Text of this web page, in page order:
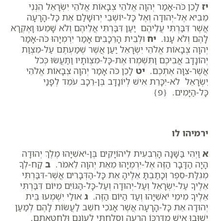
יז לָכֵן כֹּה-אָמַר יְהוָה אֱלֹהֵי צְבָאוֹת אֱלֹהֵי יִשְׂרָאֵל הִנְנִי
מֵבִיא אֶל-יְהוּדָה וְאֶל כָּל-יוֹשְׁבֵי יְרוּשָׁלִַם אֵת כָּל-הָרָעָה
אֲשֶׁר דִּבַּרְתִּי עֲלֵיהֶם יַעַן דִּבַּרְתִּי אֲלֵיהֶם וְלֹא שָׁמֵעוּ וָאֶקְרָא
לָהֶם וְלֹא עָנוּ. יח וּלְבֵית הָרֵכָבִים אָמַר יִרְמְיָהוּ כֹּה-אָמַר
יְהוָה צְבָאוֹת אֱלֹהֵי יִשְׂרָאֵל יַעַן אֲשֶׁר שְׁמַעְתֶּם עַל-מִצְוַת
יְהוֹנָדָב אֲבִיכֶם וַתִּשְׁמְרוּ אֶת-כָּל-מִצְו‍ֹתָיו וַתַּעֲשׂוּ כְּכֹל
אֲשֶׁר-צִוָּה אֶתְכֶם. יט לָכֵן כֹּה אָמַר יְהוָה צְבָאוֹת אֱלֹהֵי
יִשְׂרָאֵל לֹא-יִכָּרֵת אִישׁ לְיוֹנָדָב בֶּן-רֵכָב עֹמֵד לְפָנַי
כָּל-הַיָּמִים. {פ}
ירמיהו לו
א וַיְהִי בַּשָּׁנָה הָרְבִעִית לִיהוֹיָקִים בֶּן-יֹאשִׁיָּהוּ מֶלֶךְ יְהוּדָה
הָיָה הַדָּבָר הַזֶּה אֶל-יִרְמְיָהוּ מֵאֵת יְהוָה לֵאמֹר. ב קַח-לְךָ
מְגִלַּת-סֵפֶר וְכָתַבְתָּ אֵלֶיהָ אֵת כָּל-הַדְּבָרִים אֲשֶׁר-דִּבַּרְתִּי
אֵלֶיךָ עַל-יִשְׂרָאֵל וְעַל-יְהוּדָה וְעַל-כָּל-הַגּוֹיִם מִיּוֹם דִּבַּרְתִּי
אֵלֶיךָ מִימֵי יֹאשִׁיָּהוּ וְעַד הַיּוֹם הַזֶּה. ג אוּלַי יִשְׁמְעוּ בֵּית
יְהוּדָה אֵת כָּל-הָרָעָה אֲשֶׁר אָנֹכִי חֹשֵׁב לַעֲשׂוֹת לָהֶם לְמַעַן
יָשׁוּבוּ אִישׁ מִדַּרְכּוֹ הָרָעָה וְסָלַחְתִּי לַעֲו‍ֹנָם וּלְחַטָּאתָם.